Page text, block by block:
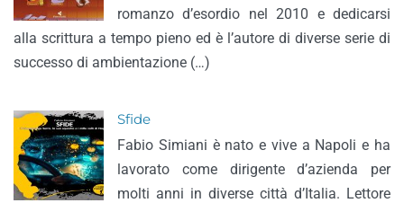
romanzo d’esordio nel 2010 e dedicarsi
alla scrittura a tempo pieno ed è l’autore di diverse serie di
successo di ambientazione (…)
Sfide
Fabio Simiani è nato e vive a Napoli e ha
lavorato come dirigente d’azienda per
molti anni in diverse città d’Italia. Lettore